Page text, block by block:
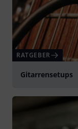
RATGEBER
Gitarrensetups